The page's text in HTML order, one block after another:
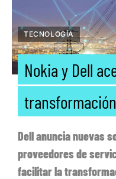
TECNOLOGÍA
Nokia y Dell
Dell anuncia nuevas
proveedores de
facilitar la